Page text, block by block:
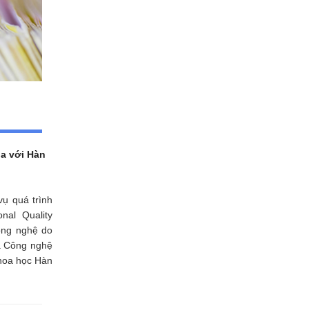
với Hàn
quá trình
Quality
nghệ do
nghệ
học Hàn